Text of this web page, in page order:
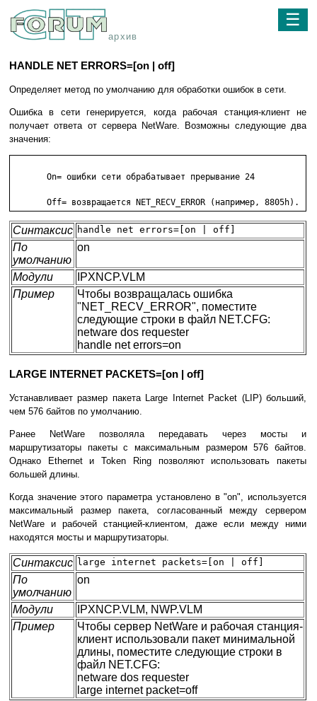
архив
☰
HANDLE NET ERRORS=[on | off]
Определяет метод по умолчанию для обработки ошибок в сети.
Ошибка в сети генерируется, когда рабочая станция-клиент не
получает ответа от сервера NetWare. Возможны следующие два
значения:
       On= ошибки сети обрабатывает прерывание 24
       Off= возвращается NET_RECV_ERROR (например, 8805h).
Синтаксис handle net errors=[on | off]
По
умолчанию
on
Модули
IPXNCP.VLM
Пример
Чтобы возвращалась ошибка
"NET_RECV_ERROR", поместите
следующие строки в файл NET.CFG:
netware dos requester
handle net errors=on
LARGE INTERNET PACKETS=[on | off]
Устанавливает размер пакета Large Internet Packet (LIP) больший,
чем 576 байтов по умолчанию.
Ранее NetWare позволяла передавать через мосты и
маршрутизаторы пакеты с максимальным размером 576 байтов.
Однако Ethernet и Token Ring позволяют использовать пакеты
большей длины.
Когда значение этого параметра установлено в "on", используется
максимальный размер пакета, согласованный между сервером
NetWare и рабочей станцией-клиентом, даже если между ними
находятся мосты и маршрутизаторы.
Синтаксис large internet packets=[on | off]
По
умолчанию
on
Модули
IPXNCP.VLM, NWP.VLM
Пример
Чтобы сервер NetWare и рабочая станция-
клиент использовали пакет минимальной
длины, поместите следующие строки в
файл NET.CFG:
netware dos requester
large internet packet=off